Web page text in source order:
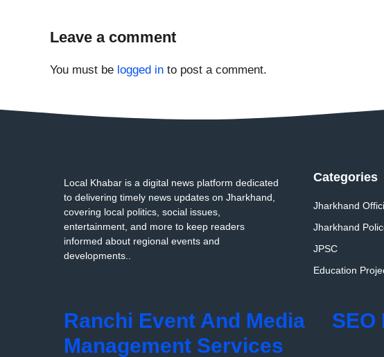
Leave a comment
You must be logged in to post a comment.
Local Khabar is a digital news platform dedicated
to delivering timely news updates on Jharkhand,
covering local politics, social issues,
entertainment, and more to keep readers
informed about regional events and
developments..
Categories
Jharkhand
Jharkhand
JPSC
Education
Ranchi Event And Media
Management Services
SEO